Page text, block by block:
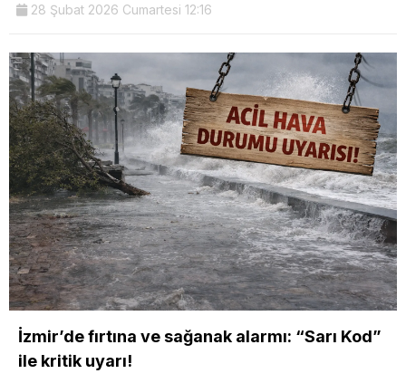
28 Şubat 2026 Cumartesi 12:16
İzmir’de fırtına ve sağanak alarmı: “Sarı Kod”
ile kritik uyarı!